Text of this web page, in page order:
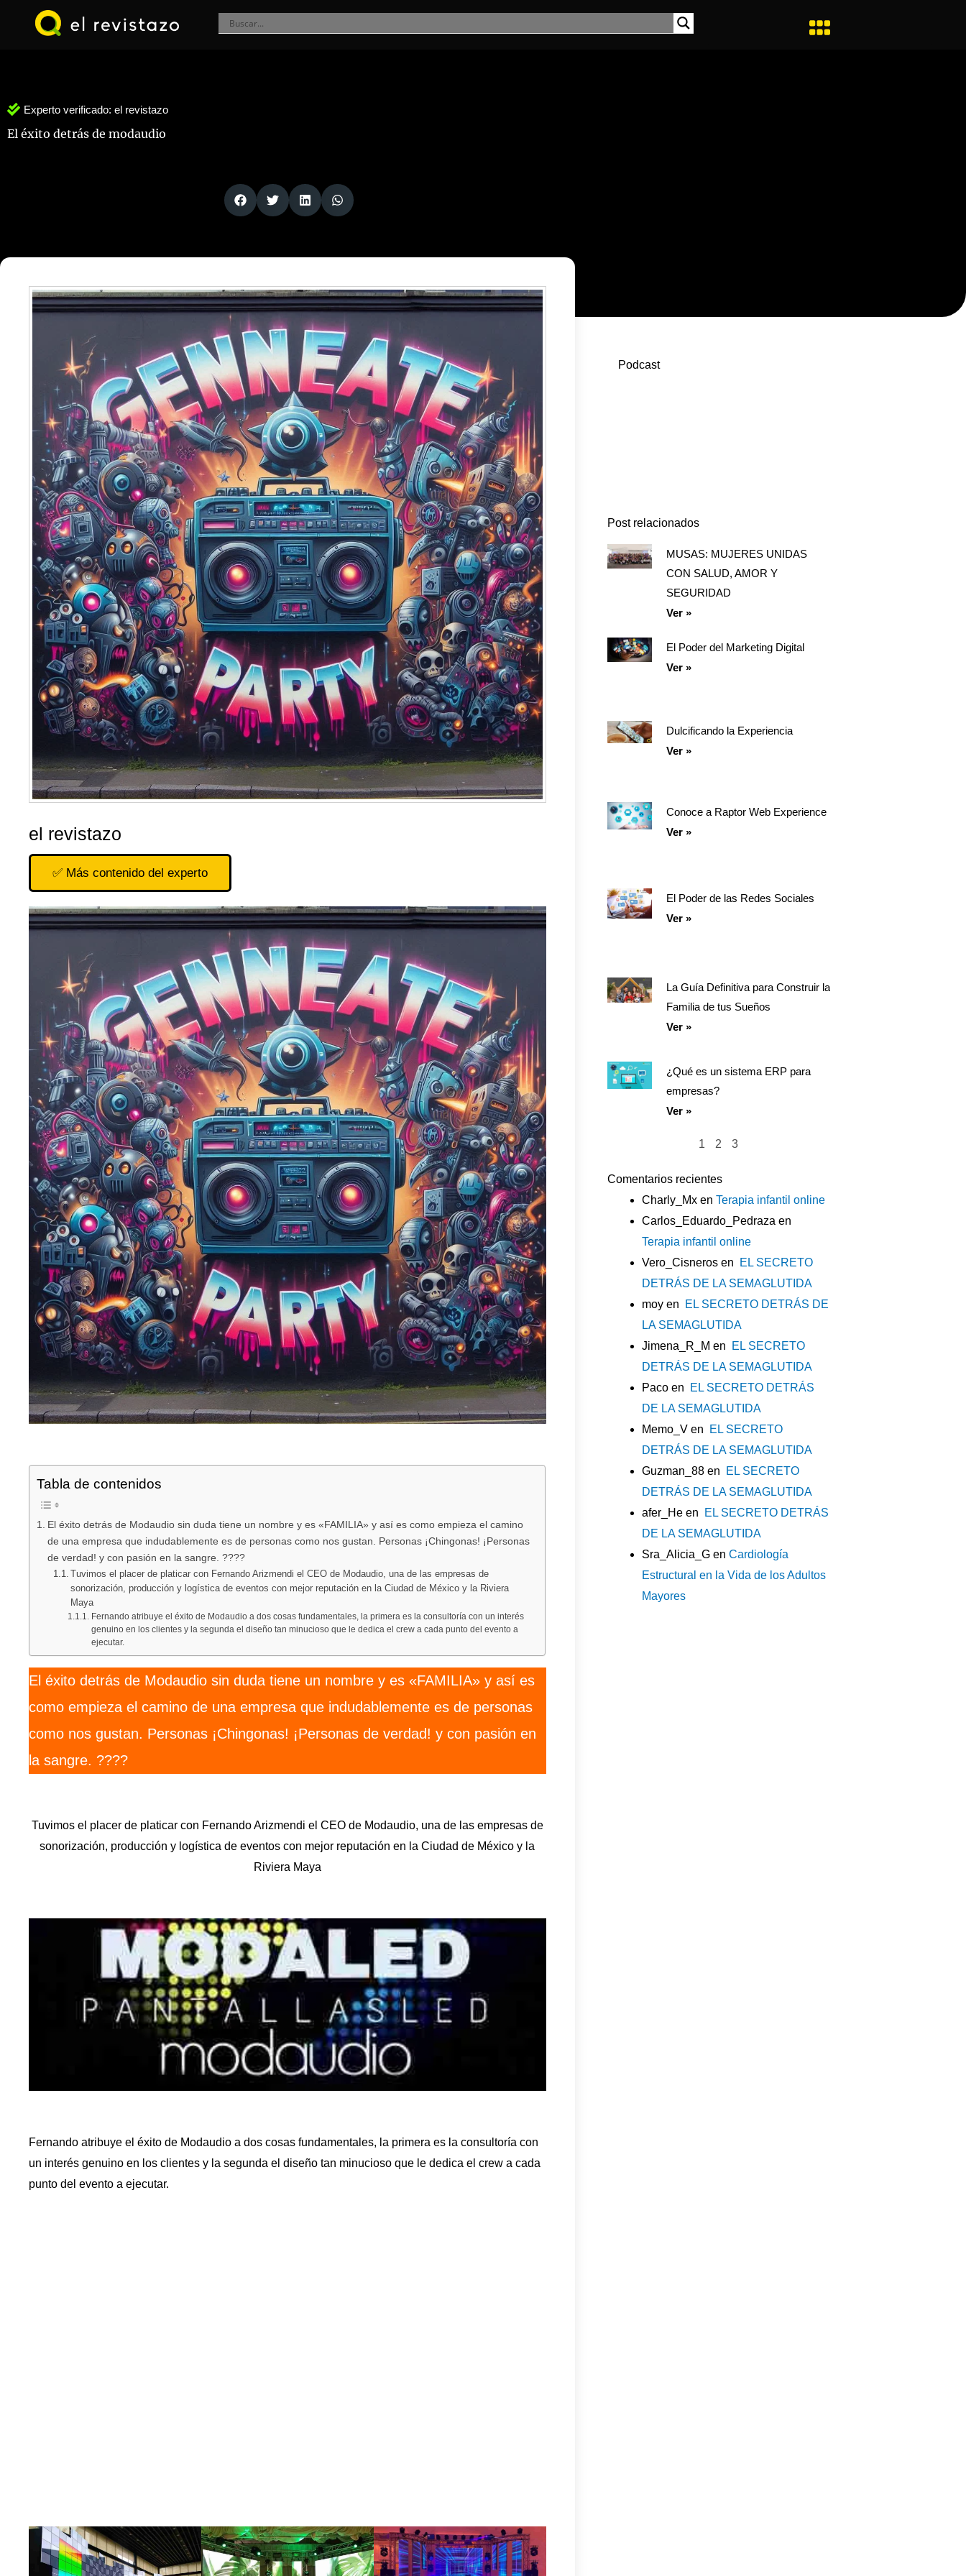
Experto verificado: el revistazo
El éxito detrás de modaudio
el revistazo
✅ Más contenido del experto
Tabla de contenidos
El éxito detrás de Modaudio sin duda tiene un nombre y es «FAMILIA» y así es como empieza el camino
de una empresa que indudablemente es de personas como nos gustan. Personas ¡Chingonas! ¡Personas
de verdad! y con pasión en la sangre. ????
Tuvimos el placer de platicar con Fernando Arizmendi el CEO de Modaudio, una de las empresas de
sonorización, producción y logística de eventos con mejor reputación en la Ciudad de México y la Riviera
Maya
Fernando atribuye el éxito de Modaudio a dos cosas fundamentales, la primera es la consultoría con un interés
genuino en los clientes y la segunda el diseño tan minucioso que le dedica el crew a cada punto del evento a
ejecutar.
El éxito detrás de Modaudio sin duda tiene un nombre y es «FAMILIA» y así es
como empieza el camino de una empresa que indudablemente es de personas
como nos gustan. Personas ¡Chingonas! ¡Personas de verdad! y con pasión en
la sangre. ????
Tuvimos el placer de platicar con Fernando Arizmendi el CEO de Modaudio, una de las empresas de
sonorización, producción y logística de eventos con mejor reputación en la Ciudad de México y la
Riviera Maya
Fernando atribuye el éxito de Modaudio a dos cosas fundamentales, la primera es la consultoría con
un interés genuino en los clientes y la segunda el diseño tan minucioso que le dedica el crew a cada
punto del evento a ejecutar.
Podcast
Pódcast
Post relacionados
MUSAS: MUJERES UNIDAS
CON SALUD, AMOR Y
SEGURIDAD
Ver »
El Poder del Marketing Digital
Ver »
Dulcificando la Experiencia
Ver »
Conoce a Raptor Web Experience
Ver »
El Poder de las Redes Sociales
Ver »
La Guía Definitiva para Construir la
Familia de tus Sueños
Ver »
¿Qué es un sistema ERP para
empresas?
Ver »
Página
1
Página
2
Página
3
Comentarios recientes
Charly_Mxen Terapia infantil online
Carlos_Eduardo_Pedraza en
Terapia infantil online
Vero_Cisnerosen
EL SECRETO
DETRÁS DE LA SEMAGLUTIDA
moyen
EL SECRETO DETRÁS DE
LA SEMAGLUTIDA
Jimena_R_M en
EL SECRETO
DETRÁS DE LA SEMAGLUTIDA
Pacoen
EL SECRETO DETRÁS
DE LA SEMAGLUTIDA
Memo_Ven
EL SECRETO
DETRÁS DE LA SEMAGLUTIDA
Guzman_88en
EL SECRETO
DETRÁS DE LA SEMAGLUTIDA
afer_Heen
EL SECRETO DETRÁS
DE LA SEMAGLUTIDA
Sra_Alicia_Gen Cardiología
Estructural en la Vida de los Adultos
Mayores